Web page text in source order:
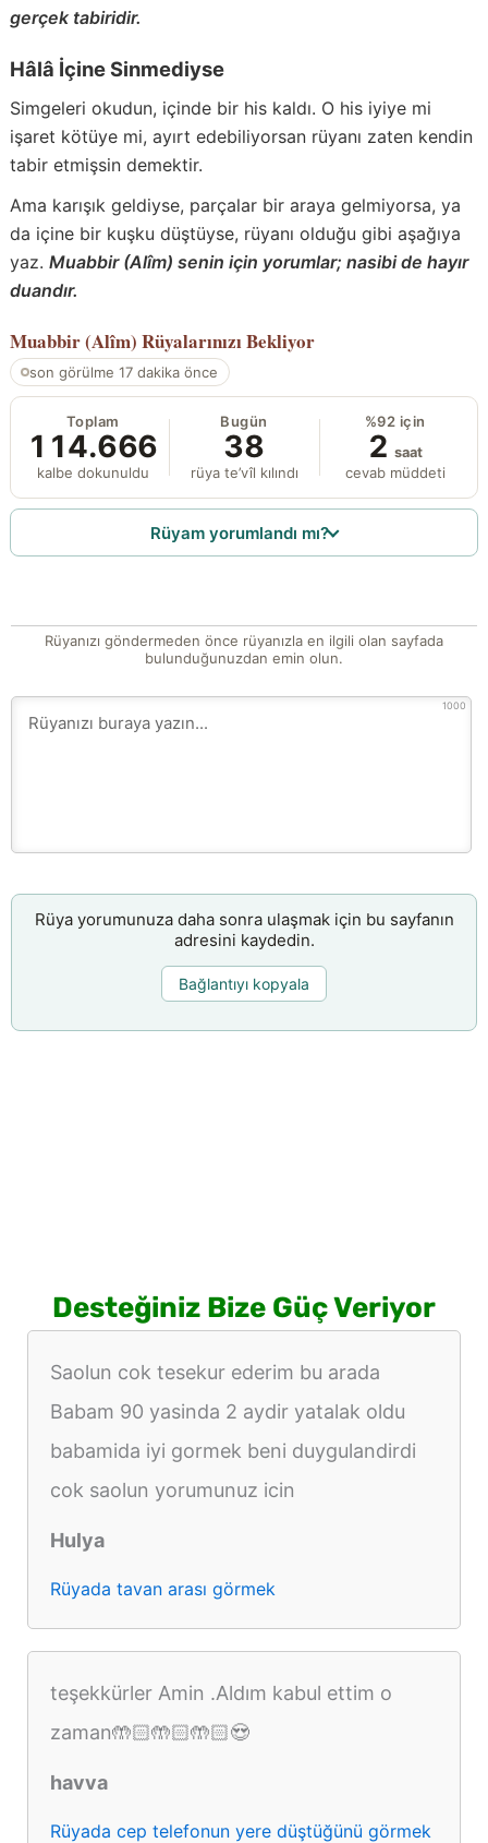
gerçek tabiridir.
Hâlâ İçine Sinmediyse
Simgeleri okudun, içinde bir his kaldı. O his iyiye mi
işaret kötüye mi, ayırt edebiliyorsan rüyanı zaten kendin
tabir etmişsin demektir.
Ama karışık geldiyse, parçalar bir araya gelmiyorsa, ya
da içine bir kuşku düştüyse, rüyanı olduğu gibi aşağıya
yaz. Muabbir (Alîm) senin için yorumlar; nasibi de hayır
duandır.
Muabbir (Alîm) Rüyalarınızı Bekliyor
son görülme 17 dakika önce
Toplam
114.666
kalbe dokunuldu
Bugün
38
rüya te’vîl kılındı
%92 için
2 saat
cevab müddeti
Rüyam yorumlandı mı?
Rüyanızı göndermeden önce rüyanızla en ilgili olan sayfada
bulunduğunuzdan emin olun.
1000
Rüya yorumunuza daha sonra ulaşmak için bu sayfanın
adresini kaydedin.
Bağlantıyı kopyala
Desteğiniz Bize Güç Veriyor
Saolun cok tesekur ederim bu arada
Babam 90 yasinda 2 aydir yatalak oldu
babamida iyi gormek beni duygulandirdi
cok saolun yorumunuz icin
Hulya
Rüyada tavan arası görmek
teşekkürler Amin .Aldım kabul ettim o
zaman🤲🏻🤲🏻🤲🏻😍
havva
Rüyada cep telefonun yere düştüğünü görmek